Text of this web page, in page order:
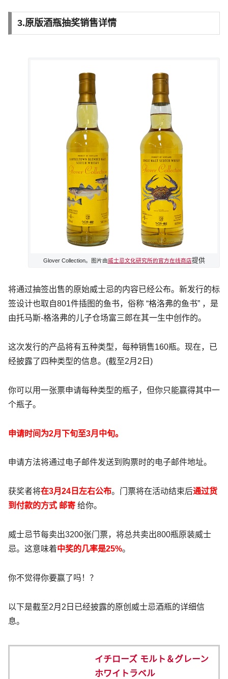
3.原版酒瓶抽奖销售详情
Glover Collection。图片由威士忌文化研究所的官方在线商店提供
将通过抽签出售的原始威士忌的内容已经公布。新发行的标
签设计也取自801件插图的鱼书，俗称 “格洛弗的鱼书” ，是
由托马斯-格洛弗的儿子仓场富三郎在其一生中创作的。
这次发行的产品将有五种类型，每种销售160瓶。现在，已
经披露了四种类型的信息。(截至2月2日)
你可以用一张票申请每种类型的瓶子，但你只能赢得其中一
个瓶子。
申请时间为2月下旬至3月中旬。
申请方法将通过电子邮件发送到购票时的电子邮件地址。
获奖者将在3月24日左右公布。门票将在活动结束后通过货
到付款的方式 邮寄 给你。
威士忌节每卖出3200张门票，将总共卖出800瓶原装威士
忌。这意味着中奖的几率是25%。
你不觉得你要赢了吗！？
以下是截至2月2日已经披露的原创威士忌酒瓶的详细信
息。
イチローズ モルト＆グレーン
ホワイトラベル